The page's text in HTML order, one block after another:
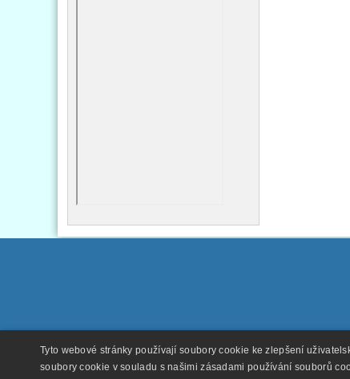
Tyto webové stránky používají soubory cookie ke zlepšení
soubory cookie v souladu s našimi zásadami používání souborů